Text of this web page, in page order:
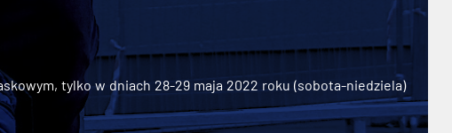
tylko w dniach 28-29 maja 2022 roku (sobota-niedziela)